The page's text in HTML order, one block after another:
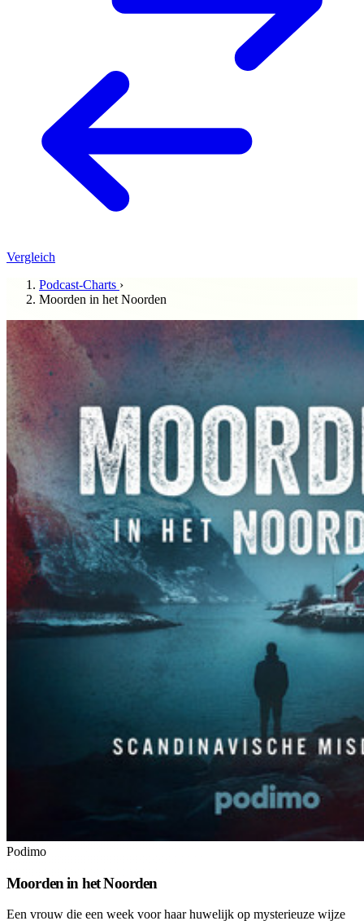
Vergleich
Podcast-Charts ›
Moorden in het Noorden
Podimo
Moorden in het Noorden
Een vrouw die een week voor haar huwelijk op mysterieuze wijze